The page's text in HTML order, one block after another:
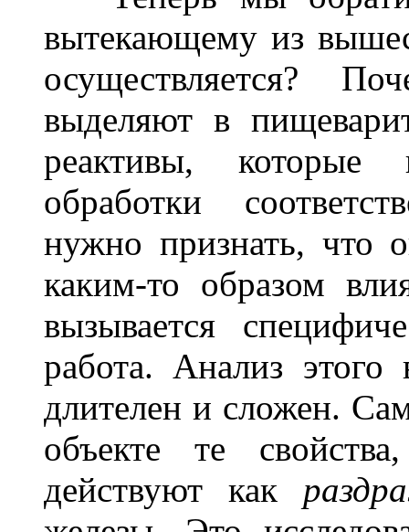
вытекающему из
осуществляется?
выделяют в
реактивы,
обработки
нужно признать, что
каким-то образом
вызывается
работа. Анализ этого
длителен и сложен.
объекте те
действуют как